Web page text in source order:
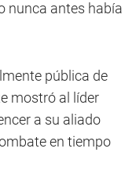
nunca antes había
pública de
mostró al líder
a su aliado
en tiempo